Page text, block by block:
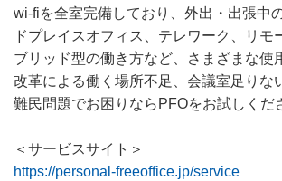
wi-fiを全室完備しており、外出・出張中
ドプレイスオフィス、テレワーク、リモ
ブリッド型の働き方など、さまざまな使
改革による働く場所不足、会議室足りな
難民問題でお困りならPFOをお試しくだ
＜サービスサイト＞
https://personal-freeoffice.jp/service